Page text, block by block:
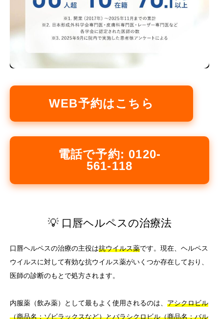
WEB予約はこちら
電話で予約: 0120-
561-118
💡 口唇ヘルペスの治療法
口唇ヘルペスの治療の主役は抗ウイルス薬です。現在、ヘルペス
ウイルスに対して有効な抗ウイルス薬がいくつか存在しており、
医師の診断のもとで処方されます。
内服薬（飲み薬）として最もよく使用されるのは、 アシクロビル
（商品名：ゾビラックスなど）とバラシクロビル（商品名：バル